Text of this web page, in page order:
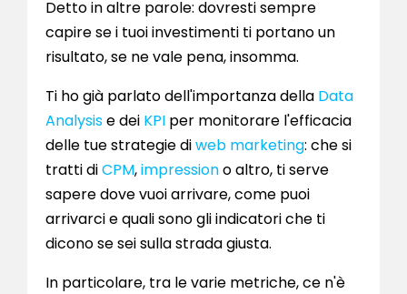
Detto in altre parole: dovresti sempre
capire se i tuoi investimenti ti portano un
risultato, se ne vale pena, insomma.
Ti ho già parlato dell'importanza della Data
Analysise dei KPI per monitorare l'efficacia
delle tue strategie diweb marketing: che si
tratti diCPM,impressiono altro, ti serve
sapere dove vuoi arrivare, come puoi
arrivarci e quali sono gli indicatori che ti
dicono se sei sulla strada giusta.
In particolare, tra le varie metriche, ce n'è